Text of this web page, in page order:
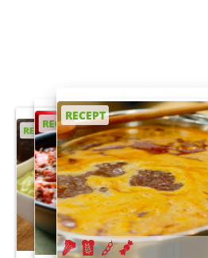
RECEPT
RECEPT
RECEPT
RECEPT
RECEPT